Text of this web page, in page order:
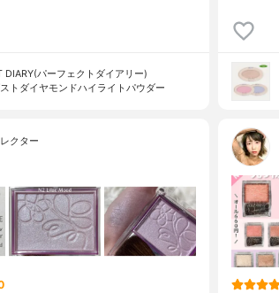
DIARY(パーフェクトダイアリー)
トダイヤモンドハイライトパウダー
クター